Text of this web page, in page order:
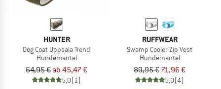
HUNTER
Dog Coat Uppsala Trend
Hundemantel
64,95 € ab 45,47 €
5,0(1)
RUFFWEAR
Swamp Cooler Zip Vest
Hundemantel
89,95 € 71,96 €
5,0(4)